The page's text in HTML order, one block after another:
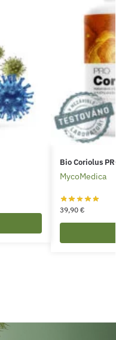
Bio Coriolus
MycoMedica
39,90 €